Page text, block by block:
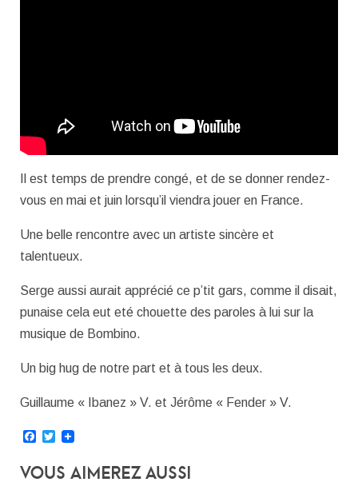
Il est temps de prendre congé, et de se donner rendez-
vous en mai et juin lorsqu’il viendra jouer en France.
Une belle rencontre avec un artiste sincère et
talentueux.
Serge aussi aurait apprécié ce p’tit gars, comme il disait,
punaise cela eut eté chouette des paroles à lui sur la
musique de Bombino.
Un big hug de notre part et à tous les deux.
Guillaume « Ibanez » V. et Jérôme « Fender » V.
Facebook
Twitter
Vous Aimerez Aussi